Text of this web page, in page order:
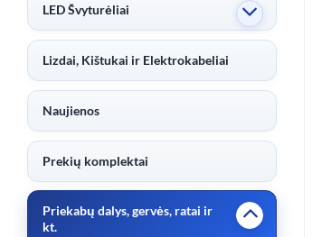
LED Švyturėliai
Lizdai, Kištukai ir Elektrokabeliai
Naujienos
Prekių komplektai
Priekabų dalys, gervės, ratai ir
kt.